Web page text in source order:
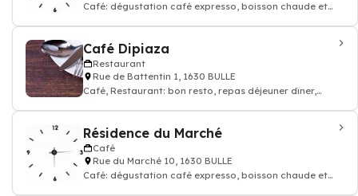
Café: dégustation café expresso, boisson chaude et
Café Dipiaza
Restaurant
Rue de Battentin 1, 1630 BULLE
Café, Restaurant: bon resto, repas déjeuner dîner,
Résidence du Marché
Café
Rue du Marché 10, 1630 BULLE
Café: dégustation café expresso, boisson chaude et